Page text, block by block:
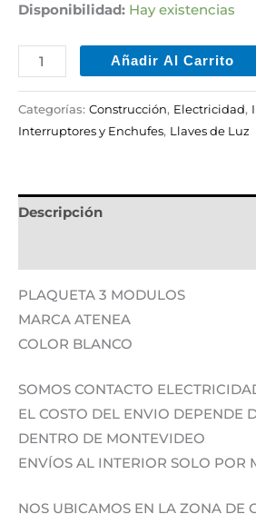
Disponibilidad: Hay existencias
Añadir Al Carrito
Categorías: Construcción, Electricidad,
Interruptores y Enchufes, Llaves de Luz
Descripción
PLAQUETA 3 MODULOS
MARCA ATENEA
COLOR BLANCO
SOMOS CONTACTO
EL COSTO DEL ENVIO DEPENDE
DENTRO DE MONTEVIDEO
ENVÍOS AL INTERIOR SOLO POR
NOS UBICAMOS EN LA ZONA DE